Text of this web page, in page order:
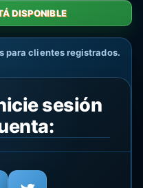
DISPONIBLE
para clientes registrados.
sesión